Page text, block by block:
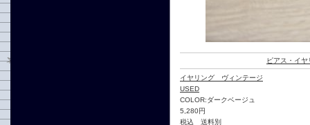
ピアス・イヤ
イヤリング ヴィンテージ
USED
COLOR:ダークベージュ
5,280円
税込 送料別